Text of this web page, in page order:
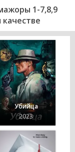
1-7,8,9
Убийца
2023